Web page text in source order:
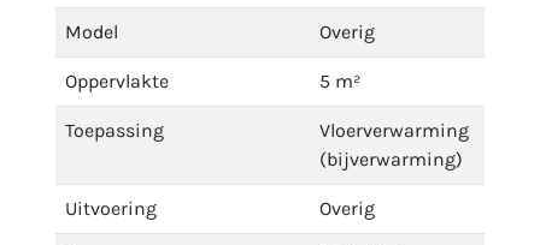
Model Overig
Oppervlakte 5 m²
Toepassing
Vloerverwarming
(bijverwarming)
Uitvoering Overig